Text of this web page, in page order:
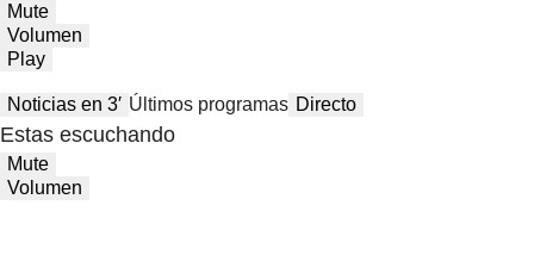
Mute
Volumen
Play
Noticias en 3′ Últimos programas Directo
Estas escuchando
Mute
Volumen